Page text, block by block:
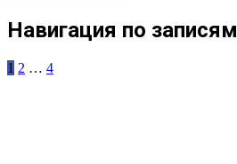
Навигация по записям
1 2 … 4